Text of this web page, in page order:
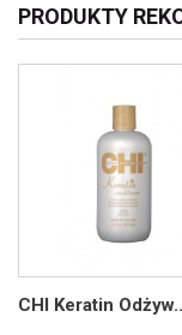
PRODUKTY
CHI Keratin